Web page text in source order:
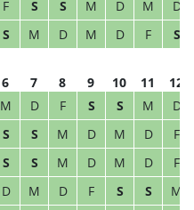
F S S M D M
D
S M D M D F S
6 7 8 9 10 11
12
M D F S S M
D
S S M D M D
F
S S M D M D
F
D M D F S S
M